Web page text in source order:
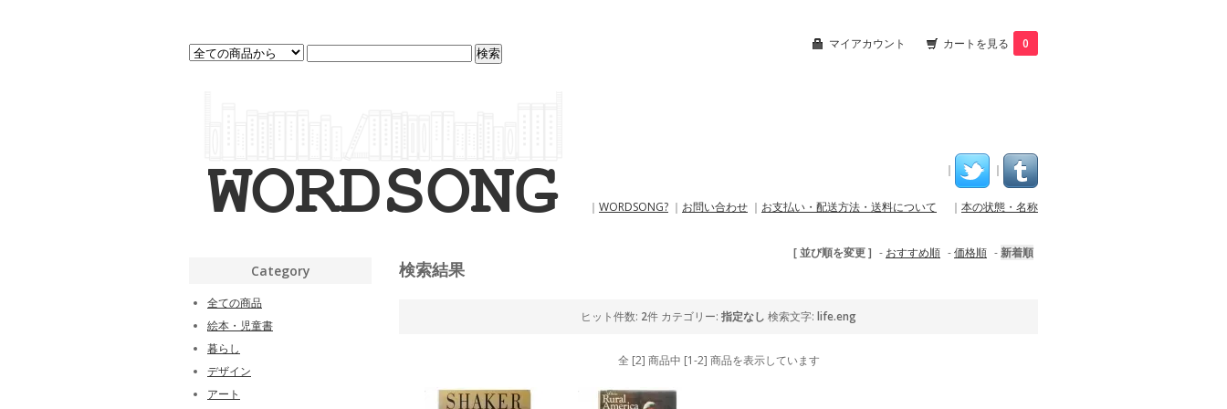
マイアカウント カートを見る 0
｜ ｜
｜ WORDSONG? ｜ お問い合わせ ｜ お支払い・配送方法・送料について ｜ 本の状態・名称
[ 並び順を変更 ] - おすすめ順 -価格順 -新着順
検索結果
ヒット件数: 2件 カテゴリー: 指定なし 検索文字: life.eng
全 [2] 商品中 [1-2] 商品を表示しています
Category
全ての商品
絵本・児童書
暮らし
デザイン
アート